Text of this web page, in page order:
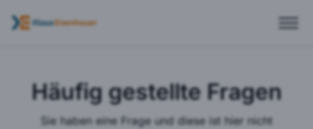
Häufig gestellte Fragen
Sie haben eine Frage und diese ist hier nicht